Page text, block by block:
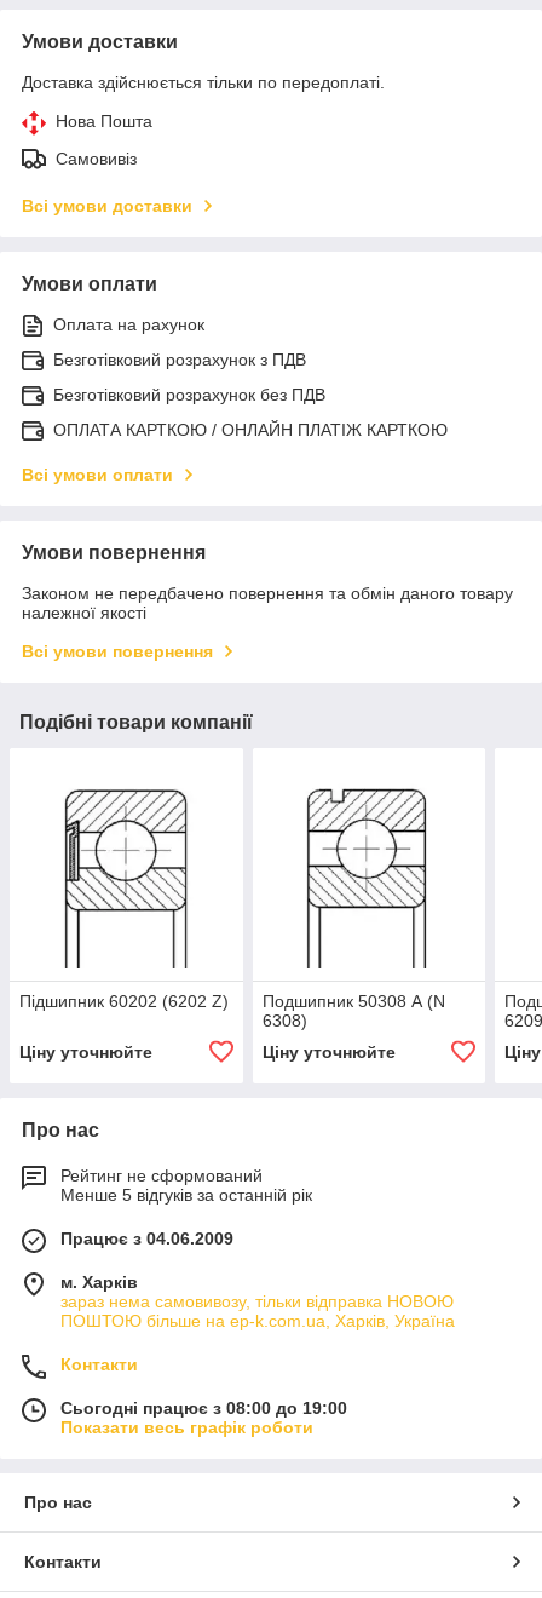
Умови доставки
Доставка здійснюється тільки по передоплаті.
Нова Пошта
Самовивіз
Всі умови доставки
Умови оплати
Оплата на рахунок
Безготівковий розрахунок з ПДВ
Безготівковий розрахунок без ПДВ
ОПЛАТА КАРТКОЮ / ОНЛАЙН ПЛАТІЖ КАРТКОЮ
Всі умови оплати
Умови повернення
Законом не передбачено повернення та обмін даного товару
належної якості
Всі умови повернення
Подібні товари компанії
Підшипник 60202 (6202 Z)
Ціну уточнюйте
Подшипник 50308 А (N
6308)
Ціну уточнюйте
Про нас
Рейтинг не сформований
Менше 5 відгуків за останній рік
Працює з 04.06.2009
м. Харків
зараз нема самовивозу, тільки відправка НОВОЮ
ПОШТОЮ більше на ep-k.com.ua, Харків, Україна
Контакти
Сьогодні працює з 08:00 до 19:00
Показати весь графік роботи
Про нас
Контакти